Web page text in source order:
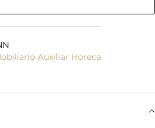
Auxiliar Horeca